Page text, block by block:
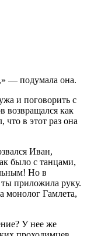
— подумала она.
и поговорить с
как
в этот раз она
Иван,
было с танцами,
Но в
ты приложила руку.
монолог Гамлета,
У нее же